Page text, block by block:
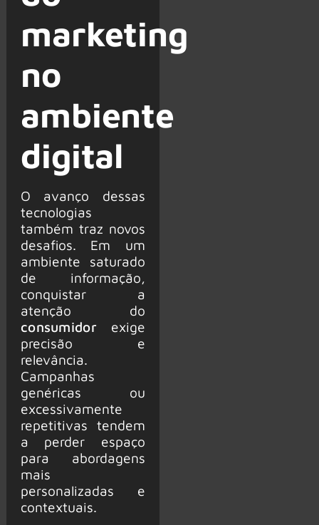
marketing
no
ambiente
digital
O avanço dessas
tecnologias
também traz novos
desafios. Em um
ambiente saturado
de informação,
conquistar a
atenção do
consumidor exige
precisão e
relevância.
Campanhas
genéricas ou
excessivamente
repetitivas tendem
a perder espaço
para abordagens
mais
personalizadas e
contextuais.